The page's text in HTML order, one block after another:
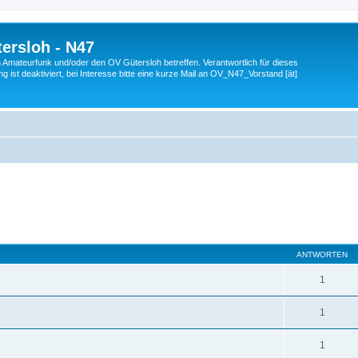
- N47
und/oder den OV Gütersloh betreffen. Verantwortlich für dieses
ist deaktiviert, bei Interesse bitte eine kurze Mail an OV_N47_Vorstand [ät]
ANTWORTEN
1
1
1